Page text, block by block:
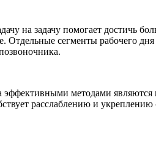
на задачу помогает достичь
сегменты рабочего
методами
расслаблению и